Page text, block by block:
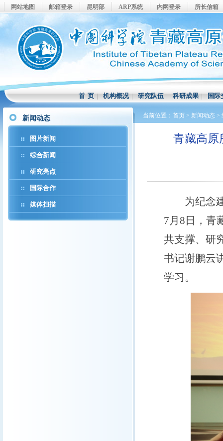
网站地图 邮箱登录 昆明部 ARP系统 内网登录 所长信箱
首 页|机构概况|研究队伍|科研成果|国际
新闻动态
图片新闻
综合新闻
研究亮点
国际合作
媒体扫描
当前位置： 首页 > 新闻动态 >
青藏高原
为纪念建
7月8日，青
共支撑、研
书记谢鹏云
学习。